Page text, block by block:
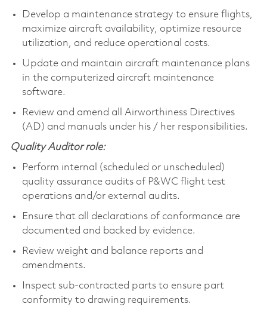
Develop a maintenance strategy to ensure flights,
maximize aircraft availability, optimize resource
utilization, and reduce operational costs.
Update and maintain aircraft maintenance plans
in the computerized aircraft maintenance
software.
Review and amend all Airworthiness Directives
(AD) and manuals under his / her responsibilities.
Quality Auditor role:
Perform internal (scheduled or unscheduled)
quality assurance audits of P&WC flight test
operations and/or external audits.
Ensure that all declarations of conformance are
documented and backed by evidence.
Review weight and balance reports and
amendments.
Inspect sub-contracted parts to ensure part
conformity to drawing requirements.